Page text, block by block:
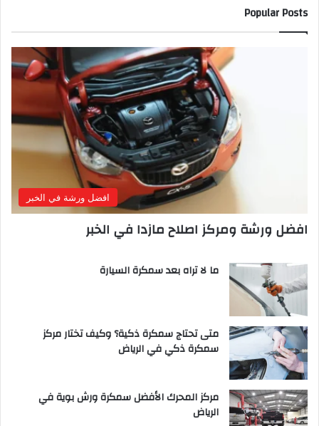
Popular Posts
افضل ورشة في الخبر
افضل ورشة ومركز اصلاح مازدا في الخبر
ما لا تراه بعد سمكرة السيارة
متى تحتاج سمكرة ذكية؟ وكيف تختار مركز
سمكرة ذكي في الرياض
مركز المحرك الأفضل سمكرة ورش بوية في
الرياض